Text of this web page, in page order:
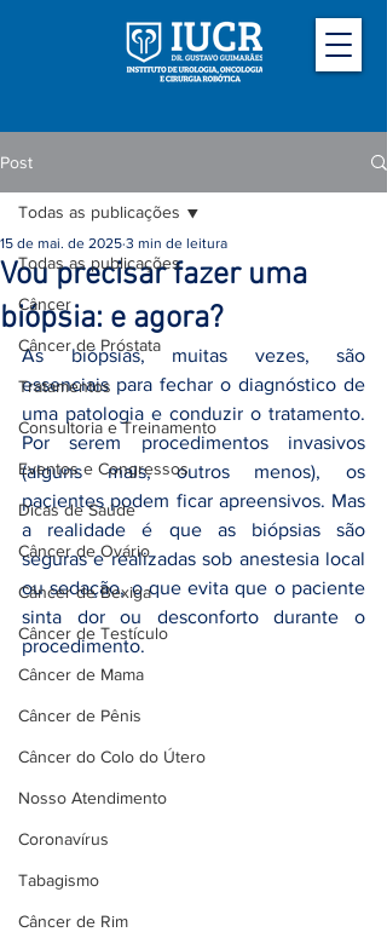
Post
Todas as publicações
Câncer
Câncer de Próstata
Tratamentos
Consultoria e Treinamento
Eventos e Congressos
Dicas de Saúde
Câncer de Ovário
Câncer de Bexiga
Câncer de Testículo
Câncer de Mama
Câncer de Pênis
Câncer do Colo do Útero
Nosso Atendimento
Coronavírus
Tabagismo
Câncer de Rim
Todas as publicações
Vou precisar fazer uma
biópsia: e agora?
15 de mai. de 2025 3 min de leitura
As biópsias, muitas vezes, são
essenciais para fechar o diagnóstico de
uma patologia e conduzir o tratamento.
Por serem procedimentos invasivos
(alguns mais, outros menos), os
pacientes podem ficar apreensivos. Mas
a realidade é que as biópsias são
seguras e realizadas sob anestesia local
ou sedação, o que evita que o paciente
sinta dor ou desconforto durante o
procedimento.